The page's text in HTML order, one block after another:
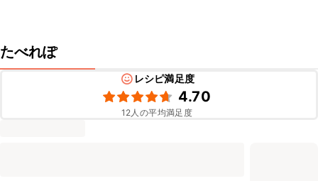
たべれぽ
レシピ満足度
4.70
12人の平均満足度